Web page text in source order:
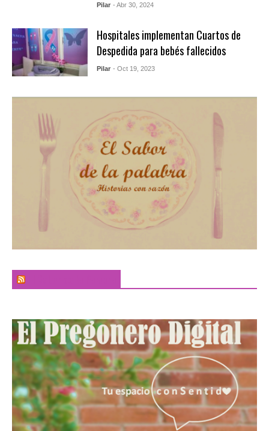
Pilar - Abr 30, 2024
Hospitales implementan Cuartos de
Despedida para bebés fallecidos
Pilar - Oct 19, 2023